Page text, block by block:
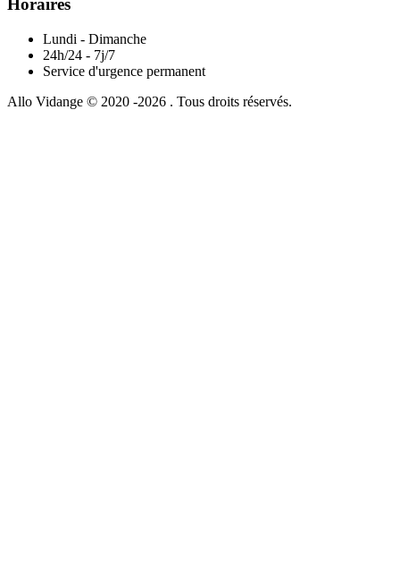
Horaires
Lundi - Dimanche
24h/24 - 7j/7
Service d'urgence permanent
Allo Vidange © 2020 -2026 . Tous droits réservés.